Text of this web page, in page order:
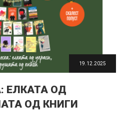
19.12.2025
ЕЛКАТА ОД
ОД КНИГИ